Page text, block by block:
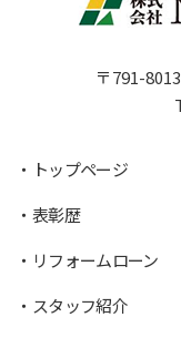
〒791-
トップページ
表彰歴
リフォームローン
スタッフ紹介